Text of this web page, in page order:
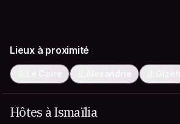
Lieux à proximité
Le Caire Alexandrie Gizeh
Hôtes à Ismaïlia